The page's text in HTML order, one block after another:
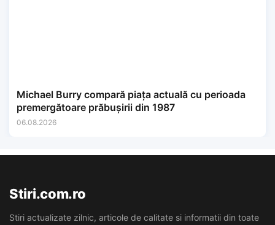
Michael Burry compară piața actuală cu perioada
premergătoare prăbușirii din 1987
06.08.2026
Stiri.com.ro
Stiri actualizate zilnic, articole de calitate si informatii din toate